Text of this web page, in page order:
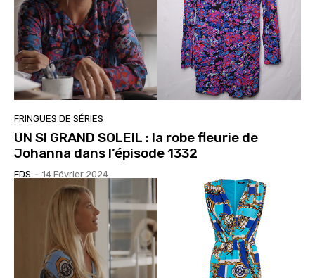
FRINGUES DE SÉRIES
UN SI GRAND SOLEIL : la robe fleurie de
Johanna dans l’épisode 1332
FDS - 14 Février 2024